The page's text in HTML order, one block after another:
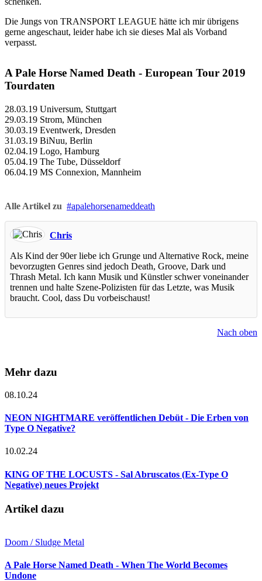
Die Jungs von TRANSPORT LEAGUE hätte ich mir übrigens
gerne angeschaut, leider habe ich sie dieses Mal als Vorband
verpasst.
A Pale Horse Named Death - European Tour 2019
Tourdaten
28.03.19 Universum, Stuttgart
29.03.19 Strom, München
30.03.19 Eventwerk, Dresden
31.03.19 BiNuu, Berlin
02.04.19 Logo, Hamburg
05.04.19 The Tube, Düsseldorf
06.04.19 MS Connexion, Mannheim
Alle Artikel zu apalehorsenameddeath
Chris
Als Kind der 90er liebe ich Grunge und Alternative Rock, meine
bevorzugten Genres sind jedoch Death, Groove, Dark und
Thrash Metal. Ich kann Musik und Künstler schwer voneinander
trennen und halte Szene-Polizisten für das Letzte, was Musik
braucht. Cool, dass Du vorbeischaust!
Nach oben
Mehr dazu
08.10.24
NEON NIGHTMARE veröffentlichen Debüt - Die Erben von
Type O Negative?
10.02.24
KING OF THE LOCUSTS - Sal Abruscatos (Ex-Type O
Negative) neues Projekt
Artikel dazu
Doom / Sludge Metal
A Pale Horse Named Death - When The World Becomes
Undone